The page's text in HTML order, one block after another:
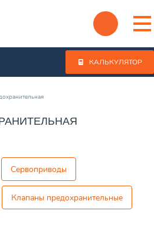
КАЛЬКУЛЯТОР
Сервоприводы
Клапаны предохранительные